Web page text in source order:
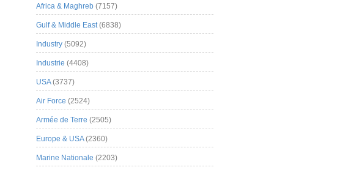
Africa & Maghreb (7157)
Gulf & Middle East(6838)
Industry (5092)
Industrie (4408)
USA(3737)
Air Force (2524)
Armée de Terre (2505)
Europe & USA(2360)
Marine Nationale (2203)